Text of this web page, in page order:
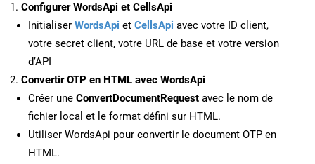
Configurer WordsApi et CellsApi
Initialiser WordsApi et CellsApi avec votre ID client,
votre secret client, votre URL de base et votre version
d’API
Convertir OTP en HTML avec WordsApi
Créer une ConvertDocumentRequest avec le nom de
fichier local et le format défini sur HTML.
Utiliser WordsApi pour convertir le document OTP en
HTML.